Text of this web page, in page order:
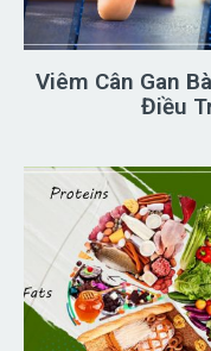
Viêm Cân Gan
Điều